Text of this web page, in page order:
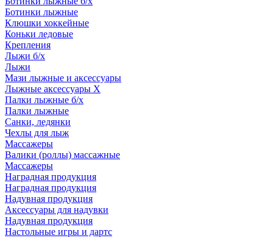
Ботинки лыжные
Клюшки хоккейные
Коньки ледовые
Крепления
Лыжи б/х
Лыжи
Мази лыжные и аксессуары
Лыжные аксессуары Х
Палки лыжные б/х
Палки лыжные
Санки, ледянки
Чехлы для лыж
Массажеры
Валики (роллы) массажные
Массажеры
Наградная продукция
Наградная продукция
Надувная продукция
Аксессуары для надувки
Надувная продукция
Настольные игры и дартс